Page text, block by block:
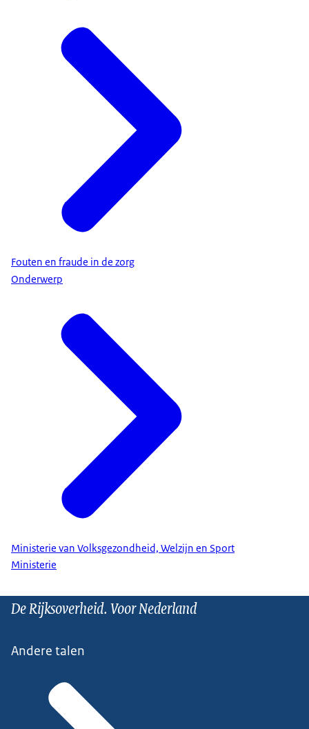
Fouten en fraude in de zorg
Onderwerp
Ministerie van Volksgezondheid, Welzijn en Sport
Ministerie
De Rijksoverheid. Voor Nederland
Andere talen